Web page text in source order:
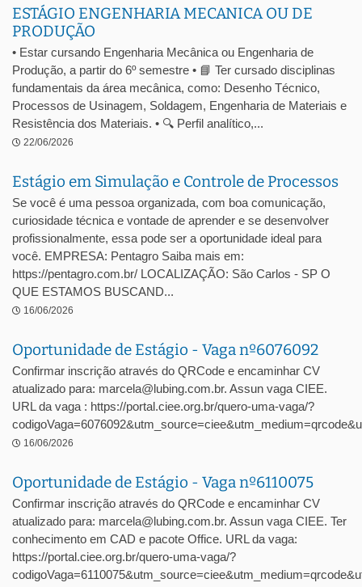
ESTÁGIO ENGENHARIA MECANICA OU DE
PRODUÇÃO
• Estar cursando Engenharia Mecânica ou Engenharia de
Produção, a partir do 6º semestre • 📘 Ter cursado disciplinas
fundamentais da área mecânica, como: Desenho Técnico,
Processos de Usinagem, Soldagem, Engenharia de Materiais e
Resistência dos Materiais. • 🔍 Perfil analítico,...
22/06/2026
Estágio em Simulação e Controle de Processos
Se você é uma pessoa organizada, com boa comunicação,
curiosidade técnica e vontade de aprender e se desenvolver
profissionalmente, essa pode ser a oportunidade ideal para
você. EMPRESA: Pentagro Saiba mais em:
https://pentagro.com.br/ LOCALIZAÇÃO: São Carlos - SP O
QUE ESTAMOS BUSCAND...
16/06/2026
Oportunidade de Estágio - Vaga nº6076092
Confirmar inscrição através do QRCode e encaminhar CV
atualizado para: marcela@lubing.com.br. Assun vaga CIEE.
URL da vaga : https://portal.ciee.org.br/quero-uma-vaga/?
16/06/2026
Oportunidade de Estágio - Vaga nº6110075
Confirmar inscrição através do QRCode e encaminhar CV
atualizado para: marcela@lubing.com.br. Assun vaga CIEE. Ter
conhecimento em CAD e pacote Office. URL da vaga:
https://portal.ciee.org.br/quero-uma-vaga/?